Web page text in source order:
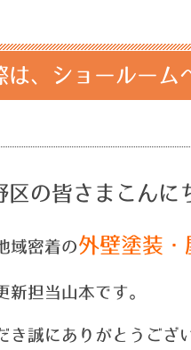
は、ショールー
の皆さまこんに
域密着の外壁塗装
担当山本です。
き誠にありがとうござ